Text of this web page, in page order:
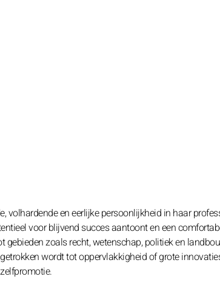
en eerlijke persoonlijkheid in haar
voor blijvend succes aantoont en een
zoals recht, wetenschap, politiek en
wordt tot oppervlakkigheid of grote